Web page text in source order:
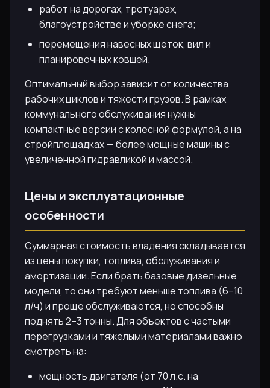
работ на дорогах, тротуарах,
благоустройстве и уборке снега;
перемещения навесных щеток, вил и
планировочных ковшей.
Оптимальный выбор зависит от количества
рабочих циклов и тяжести грузов. В рамках
коммунального обслуживания нужны
компактные версии с колесной формулой, а на
стройплощадках — более мощные машины с
увеличенной гидравликой и массой.
Цены и эксплуатационные
особенности
Суммарная стоимость владения складывается
из цены покупки, топлива, обслуживания и
амортизации. Если брать базовые дизельные
модели, то они требуют меньше топлива (6–10
л/ч) и проще обслуживаются, но способны
поднять 2–3 тонны. Для объектов с частыми
перегрузками и тяжелыми материалами важно
смотреть на:
мощность двигателя (от 70 л.с. на